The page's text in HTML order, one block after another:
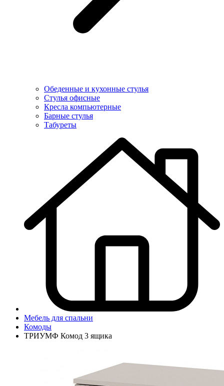
Обеденные и кухонные стулья
Стулья офисные
Кресла компьютерные
Барные стулья
Табуреты
Мебель для спальни
Комоды
ТРИУМФ Комод 3 ящика